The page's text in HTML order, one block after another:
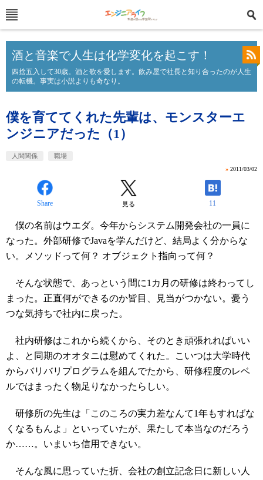
酒と音楽で人生は化学変化を起こす！
四捨五入して30歳。酒と歌を愛します。飲み屋で社長と知り合ったのが人生
の転機。事実は小説よりも奇なり。
僕を育ててくれた先輩は、モンスターエ
ンジニアだった（1）
人間関係 職場
» 2011/03/02
Share 見る 11
僕の名前はウエダ。今年からシステム開発会社の一員に
なった。外部研修でJavaを学んだけど、結局よく分からな
い。メソッドって何？ オブジェクト指向って何？
そんな状態で、あっという間に1カ月の研修は終わってし
まった。正直何ができるのか皆目、見当がつかない。憂う
つな気持ちで社内に戻った。
社内研修はこれから続くから、そのとき頑張れればいい
よ、と同期のオオタニは慰めてくれた。こいつは大学時代
からバリバリプログラムを組んでたから、研修程度のレベ
ルではまったく物足りなかったらしい。
研修所の先生は「このころの実力差なんて1年もすればな
くなるもんよ」といっていたが、果たして本当なのだろう
か……。いまいち信用できない。
そんな風に思っていた折、会社の創立記念日に新しい人